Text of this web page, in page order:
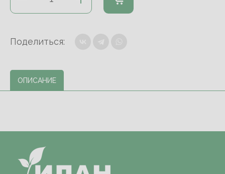
Поделиться:
ОПИСАНИЕ